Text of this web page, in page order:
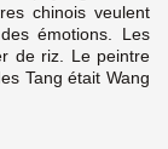
chinois veulent
émotions. Les
de riz. Le peintre
Tang était Wang